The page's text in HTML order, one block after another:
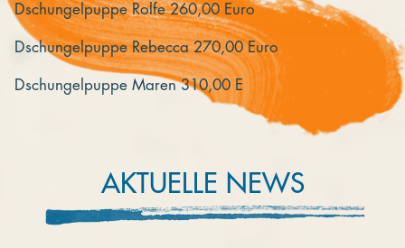
Dschungelpuppe Rolfe 260,00 Euro
Dschungelpuppe Rebecca 270,00 Euro
Dschungelpuppe Maren 310,00 E
AKTUELLE NEWS